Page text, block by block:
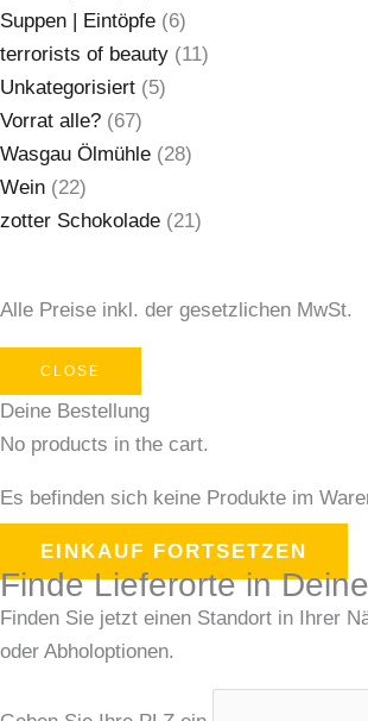
Suppen | Eintöpfe (6)
terrorists of beauty (11)
Unkategorisiert (5)
Vorrat alle? (67)
Wasgau Ölmühle (28)
Wein (22)
zotter Schokolade (21)
Alle Preise inkl. der gesetzlichen MwSt.
CLOSE
Deine Bestellung
No products in the cart.
Es befinden sich keine Produkte im
EINKAUF FORTSETZEN
Finde Lieferorte in
Finden Sie jetzt einen Standort in Ihrer
oder Abholoptionen.